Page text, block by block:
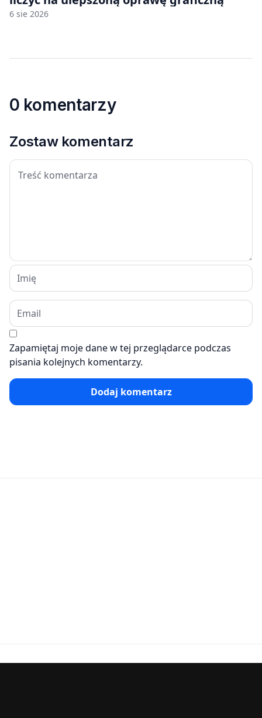
6 sie 2026
0 komentarzy
Zostaw komentarz
Zapamiętaj moje dane w tej przeglądarce podczas
pisania kolejnych komentarzy.
Dodaj komentarz